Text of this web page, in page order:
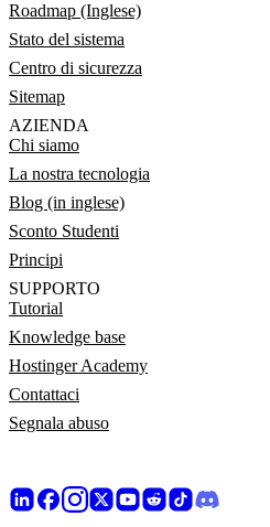
Roadmap (Inglese)
Stato del sistema
Centro di sicurezza
Sitemap
AZIENDA
Chi siamo
La nostra tecnologia
Blog (in inglese)
Sconto Studenti
Principi
SUPPORTO
Tutorial
Knowledge base
Hostinger Academy
Contattaci
Segnala abuso